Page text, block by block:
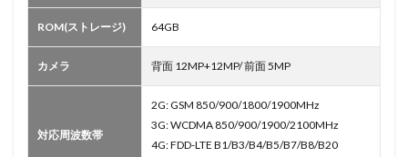
ROM(ストレージ) 64GB
カメラ 背面 12MP+12MP/ 前面 5MP
対応周波数帯
2G: GSM 850/900/1800/1900MHz
3G: WCDMA 850/900/1900/2100MHz
4G: FDD-LTE B1/B3/B4/B5/B7/B8/B20